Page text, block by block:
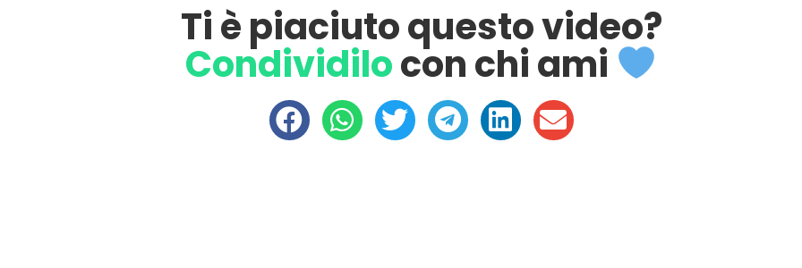
Ti è piaciuto questo video?
Condividilocon chi ami